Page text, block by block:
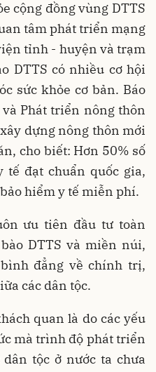
cộng đồng vùng DTTS
tâm phát triển mạng
tỉnh - huyện và trạm
DTTS có nhiều cơ hội
sức khỏe cơ bản. Báo
Phát triển nông thôn
dựng nông thôn mới
cho biết: Hơn 50% số
đạt chuẩn quốc gia,
hiểm y tế miễn phí.
ưu tiên đầu tư toàn
DTTS và miền núi,
đẳng về chính trị,
các dân tộc.
quan là do các yếu
mà trình độ phát triển
tộc ở nước ta chưa